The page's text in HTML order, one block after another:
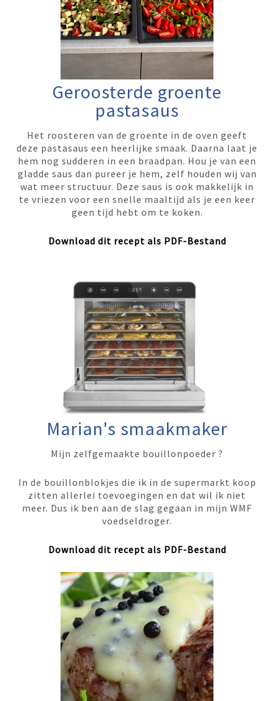
Geroosterde groente
pastasaus
Het roosteren van de groente in de oven geeft
deze pastasaus een heerlijke smaak. Daarna laat je
hem nog sudderen in een braadpan. Hou je van een
gladde saus dan pureer je hem, zelf houden wij van
wat meer structuur. Deze saus is ook makkelijk in
te vriezen voor een snelle maaltijd als je een keer
geen tijd hebt om te koken.
Download dit recept als PDF-Bestand
Marian's smaakmaker
Mijn zelfgemaakte bouillonpoeder ?
In de bouillonblokjes die ik in de supermarkt koop
zitten allerlei toevoegingen en dat wil ik niet
meer. Dus ik ben aan de slag gegaan in mijn WMF
voedseldroger.
Download dit recept als PDF-Bestand